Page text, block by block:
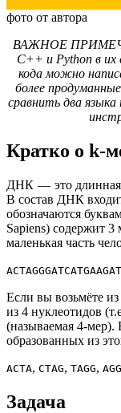
фото от автора
ВАЖНОЕ
С++ и Python в их
кода можно
более
сравнить два языка
Кратко о k-
ДНК — это длинная
В состав ДНК
обозначаются
Sapiens) содержит
маленькая часть
Если вы возьмёте
из 4 нуклеотидов
(называемая 4-мер).
образованных из
ACTA, CTAG, TAGG,
Задача